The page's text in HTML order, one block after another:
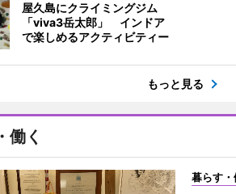
屋久島にクライミングジム
「viva3岳太郎」 インドア
で楽しめるアクティビティー
もっと見る
働く
暮らす・